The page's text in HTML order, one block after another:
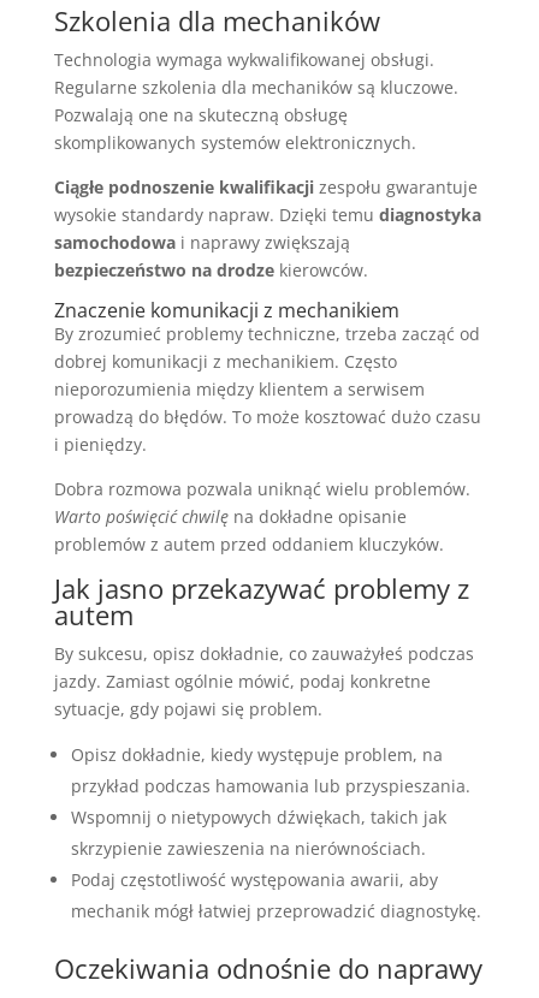
Szkolenia dla mechaników
Technologia wymaga wykwalifikowanej obsługi.
Regularne szkolenia dla mechaników są kluczowe.
Pozwalają one na skuteczną obsługę
skomplikowanych systemów elektronicznych.
Ciągłe podnoszenie kwalifikacjizespołu gwarantuje
wysokie standardy napraw. Dzięki temu diagnostyka
samochodowai naprawy zwiększają
bezpieczeństwo na drodzekierowców.
Znaczenie komunikacji z mechanikiem
By zrozumieć problemy techniczne, trzeba zacząć od
dobrej komunikacji z mechanikiem. Często
nieporozumienia między klientem a serwisem
prowadzą do błędów. To może kosztować dużo czasu
i pieniędzy.
Dobra rozmowa pozwala uniknąć wielu problemów.
Warto poświęcić chwilęna dokładne opisanie
problemów z autem przed oddaniem kluczyków.
Jak jasno przekazywać problemy z
autem
By sukcesu, opisz dokładnie, co zauważyłeś podczas
jazdy. Zamiast ogólnie mówić, podaj konkretne
sytuacje, gdy pojawi się problem.
Opisz dokładnie, kiedy występuje problem, na
przykład podczas hamowania lub przyspieszania.
Wspomnij o nietypowych dźwiękach, takich jak
skrzypienie zawieszenia na nierównościach.
Podaj częstotliwość występowania awarii, aby
mechanik mógł łatwiej przeprowadzić diagnostykę.
Oczekiwania odnośnie do naprawy